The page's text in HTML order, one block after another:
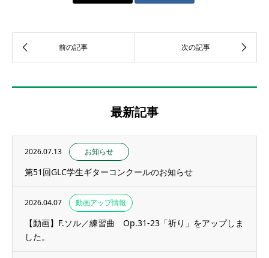
最新記事
2026.07.13 お知らせ
第51回GLC学生ギターコンクールのお知らせ
2026.04.07 動画アップ情報
【動画】F.ソル／練習曲 Op.31-23「祈り」をアップしま
した。